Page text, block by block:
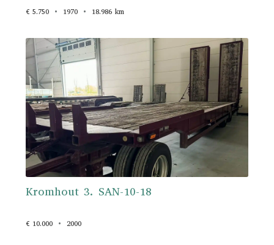
€ 5.750 1970 18.986 km
Kromhout 3. SAN-10-18
€ 10.000 2000